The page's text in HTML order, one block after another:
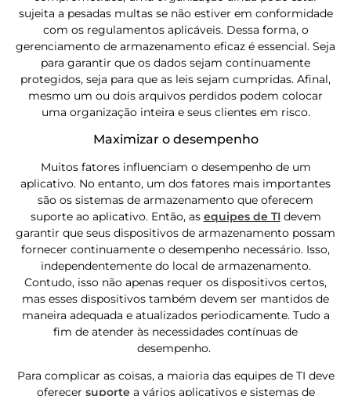
sujeita a pesadas multas se não estiver em conformidade
com os regulamentos aplicáveis. Dessa forma, o
gerenciamento de armazenamento eficaz é essencial. Seja
para garantir que os dados sejam continuamente
protegidos, seja para que as leis sejam cumpridas. Afinal,
mesmo um ou dois arquivos perdidos podem colocar
uma organização inteira e seus clientes em risco.
Maximizar o desempenho
Muitos fatores influenciam o desempenho de um
aplicativo. No entanto, um dos fatores mais importantes
são os sistemas de armazenamento que oferecem
suporte ao aplicativo. Então, as equipes de TIdevem
garantir que seus dispositivos de armazenamento possam
fornecer continuamente o desempenho necessário. Isso,
independentemente do local de armazenamento.
Contudo, isso não apenas requer os dispositivos certos,
mas esses dispositivos também devem ser mantidos de
maneira adequada e atualizados periodicamente. Tudo a
fim de atender às necessidades contínuas de
desempenho.
Para complicar as coisas, a maioria das equipes de TI deve
oferecer suporte a vários aplicativos e sistemas de